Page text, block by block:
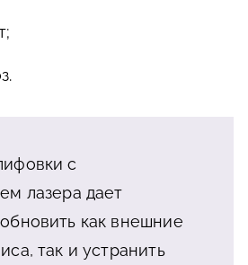
с
лазера дает
как внешние
так и устранить